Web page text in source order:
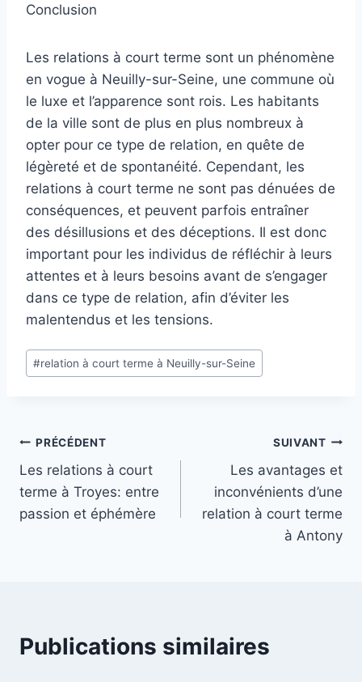
Conclusion
Les relations à court terme sont un phénomène
en vogue à Neuilly-sur-Seine, une commune où
le luxe et l’apparence sont rois. Les habitants
de la ville sont de plus en plus nombreux à
opter pour ce type de relation, en quête de
légèreté et de spontanéité. Cependant, les
relations à court terme ne sont pas dénuées de
conséquences, et peuvent parfois entraîner
des désillusions et des déceptions. Il est donc
important pour les individus de réfléchir à leurs
attentes et à leurs besoins avant de s’engager
dans ce type de relation, afin d’éviter les
malentendus et les tensions.
Étiquettes
de
#relation à court terme à Neuilly-sur-Seine
Navigation
de
l’article
PRÉCÉDENT
Les relations à court
terme à Troyes: entre
passion et éphémère
SUIVANT
Les avantages et
inconvénients d’une
relation à court terme
à Antony
Publications similaires